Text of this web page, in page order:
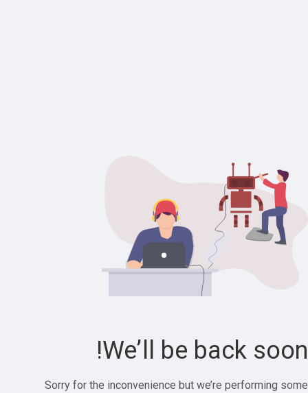
We’ll be back soon!
Sorry for the inconvenience but we’re performing some